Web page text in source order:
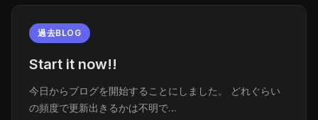
過去BLOG
Start it now!!
今日からブログを開始することにしました。 どれぐらい
の頻度で更新出きるかは不明で…